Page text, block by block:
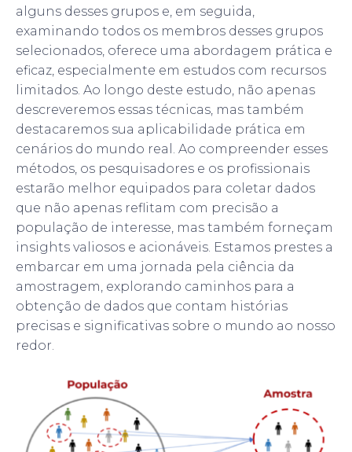
alguns desses grupos e, em seguida,
examinando todos os membros desses grupos
selecionados, oferece uma abordagem prática e
eficaz, especialmente em estudos com recursos
limitados. Ao longo deste estudo, não apenas
descreveremos essas técnicas, mas também
destacaremos sua aplicabilidade prática em
cenários do mundo real. Ao compreender esses
métodos, os pesquisadores e os profissionais
estarão melhor equipados para coletar dados
que não apenas reflitam com precisão a
população de interesse, mas também forneçam
insights valiosos e acionáveis. Estamos prestes a
embarcar em uma jornada pela ciência da
amostragem, explorando caminhos para a
obtenção de dados que contam histórias
precisas e significativas sobre o mundo ao nosso
redor.